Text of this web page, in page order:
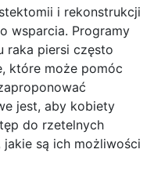
i rekonstrukcji
wsparcia. Programy
raka piersi często
które może pomóc
jest, aby kobiety
do rzetelnych
są ich możliwości